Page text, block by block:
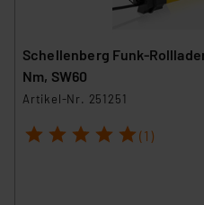
Schellenberg Funk-
Nm, SW60
Artikel-Nr. 251251
1 2 3 4 5 (1)